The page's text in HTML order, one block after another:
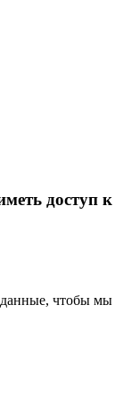
доступ к
данные, чтобы мы